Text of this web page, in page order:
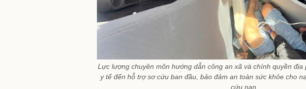
Lực lượng chuyên môn hướng dẫn công an xã và chính quyền
y tế đến hỗ trợ sơ cứu ban đầu, bảo đảm an toàn sức khỏe cho
cứu nạn.